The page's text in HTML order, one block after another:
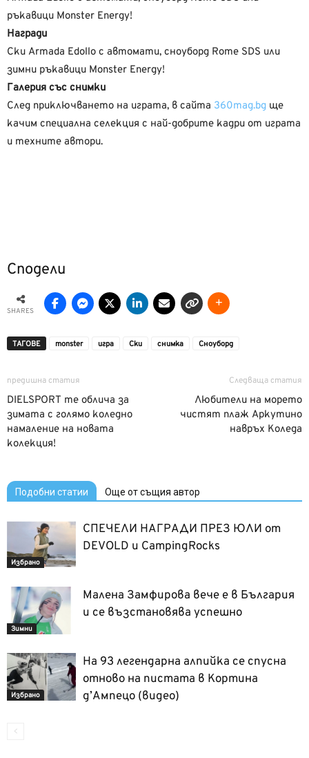
ръкавици Monster Energy!
Награди
Ски Armada Edollo с автомати, сноуборд Rome SDS или
зимни ръкавици Monster Energy!
Галерия със снимки
След приключването на играта, в сайта 360mag.bg ще
качим специална селекция с най-добрите кадри от играта
и техните автори.
Сподели
SHARES
ТАГОВЕ monster игра Ски снимка Сноуборд
предишна статия
DIELSPORT те облича за
зимата с голямо коледно
намаление на новата
колекция!
Следваща статия
Любители на морето
чистят плаж Аркутино
навръх Коледа
Подобни статии Още от същия автор
Избрано
СПЕЧЕЛИ НАГРАДИ ПРЕЗ ЮЛИ от
DEVOLD и CampingRocks
Зимни
Малена Замфирова вече е в България
и се възстановява успешно
Избрано
На 93 легендарна алпийка се спусна
отново на пистата в Кортина
д’Ампецо (видео)